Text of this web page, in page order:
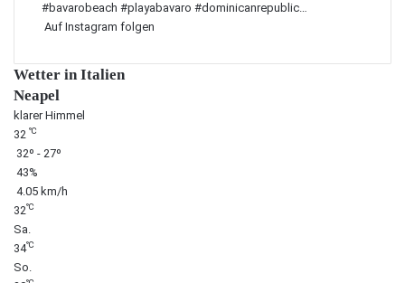
Auf Instagram folgen
Wetter in Italien
Neapel
klarer Himmel
32 ℃
32º - 27º
43%
4.05 km/h
32℃
Sa.
34℃
So.